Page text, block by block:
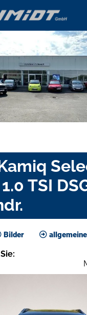
TSI
Bilder
: